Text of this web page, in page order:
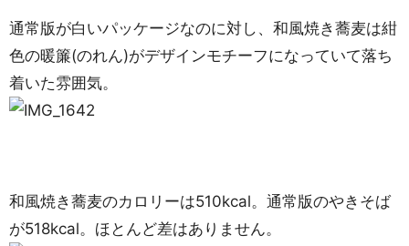
通常版が白いパッケージなのに対し、和風焼き蕎麦は紺
色の暖簾(のれん)がデザインモチーフになっていて落ち
着いた雰囲気。
和風焼き蕎麦のカロリーは510kcal。通常版のやきそば
が518kcal。ほとんど差はありません。